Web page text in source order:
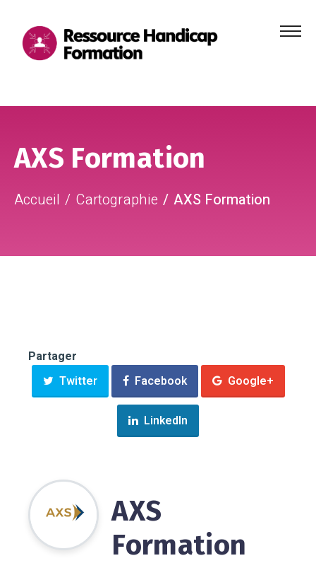
Menu
AXS Formation
Accueil Cartographie AXS Formation
Partager
Twitter
Facebook Google+
LinkedIn
AXS
Formation